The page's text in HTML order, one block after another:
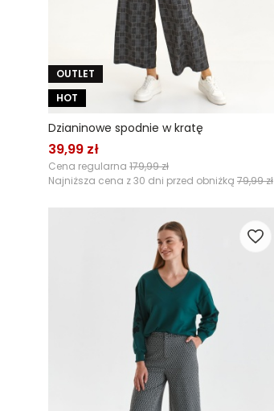
OUTLET
HOT
Dzianinowe spodnie w kratę
39,99 zł
Cena regularna 179,99 zł
Najniższa cena z 30 dni przed obniżką 79,99 zł